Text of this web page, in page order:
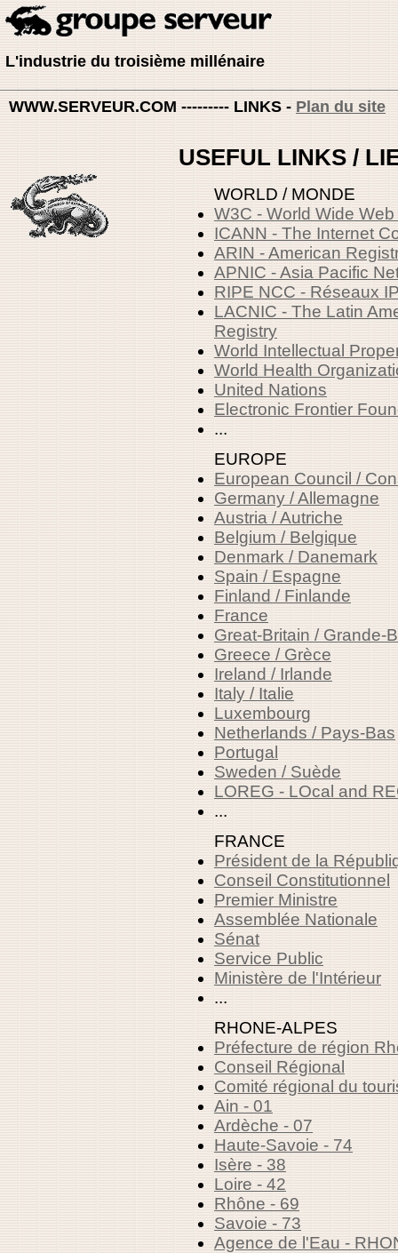
L'industrie du troisième millénaire
WWW.SERVEUR.COM --------- LINKS - Plan du site
USEFUL LINKS /
WORLD / MONDE
W3C - World Wide
ICANN - The Internet
ARIN - American
APNIC - Asia Pacific
RIPE NCC - Réseaux
LACNIC - The Latin
Registry
World Intellectual
World Health
United Nations
Electronic Frontier
...
EUROPE
European Council /
Germany / Allemagne
Austria / Autriche
Belgium / Belgique
Denmark / Danemark
Spain / Espagne
Finland / Finlande
France
Great-Britain / Grande-
Greece / Grèce
Ireland / Irlande
Italy / Italie
Luxembourg
Netherlands / Pays-Bas
Portugal
Sweden / Suède
LOREG - LOcal and
...
FRANCE
Président de la
Conseil Constitutionnel
Premier Ministre
Assemblée Nationale
Sénat
Service Public
Ministère de l'Intérieur
...
RHONE-ALPES
Préfecture de région
Conseil Régional
Comité régional du
Ain - 01
Ardèche - 07
Haute-Savoie - 74
Isère - 38
Loire - 42
Rhône - 69
Savoie - 73
Agence de l'Eau -